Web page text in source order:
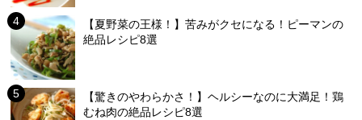
【夏野菜の王様！】苦みがクセになる！ピーマンの
絶品レシピ8選
【驚きのやわらかさ！】ヘルシーなのに大満足！鶏
むね肉の絶品レシピ8選